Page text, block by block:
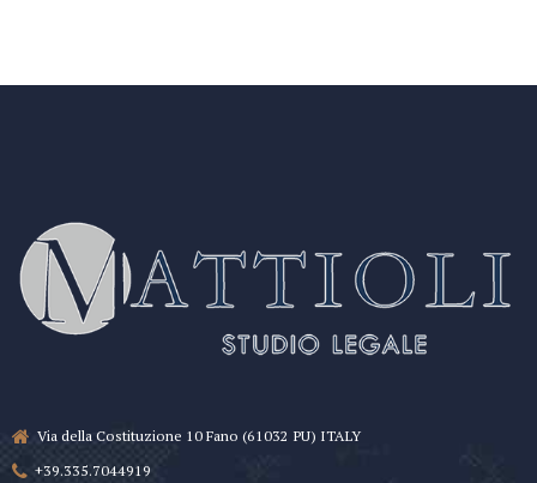
Via della Costituzione 10 Fano (61032 PU) ITALY
+39.335.7044919